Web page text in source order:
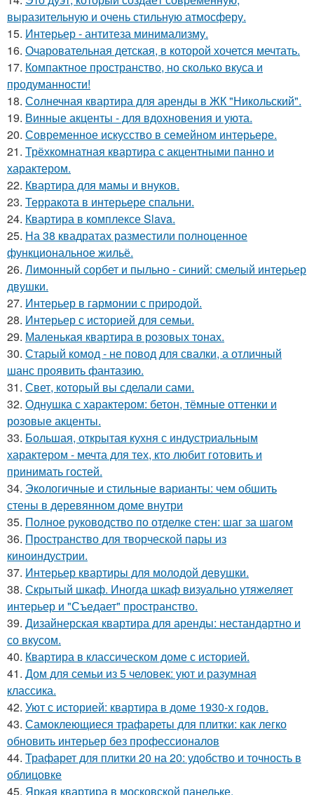
выразительную и очень стильную атмосферу.
15. Интерьер - антитеза минимализму.
16. Очаровательная детская, в которой хочется мечтать.
17. Компактное пространство, но сколько вкуса и
продуманности!
18. Солнечная квартира для аренды в ЖК "Никольский".
19. Винные акценты - для вдохновения и уюта.
20. Современное искусство в семейном интерьере.
21. Трёхкомнатная квартира с акцентными панно и
характером.
22. Квартира для мамы и внуков.
23. Терракота в интерьере спальни.
24. Квартира в комплексе Slava.
25. На 38 квадратах разместили полноценное
функциональное жильё.
26. Лимонный сорбет и пыльно - синий: смелый интерьер
двушки.
27. Интерьер в гармонии с природой.
28. Интерьер с историей для семьи.
29. Маленькая квартира в розовых тонах.
30. Старый комод - не повод для свалки, а отличный
шанс проявить фантазию.
31. Свет, который вы сделали сами.
32. Однушка с характером: бетон, тёмные оттенки и
розовые акценты.
33. Большая, открытая кухня с индустриальным
характером - мечта для тех, кто любит готовить и
принимать гостей.
34. Экологичные и стильные варианты: чем обшить
стены в деревянном доме внутри
35. Полное руководство по отделке стен: шаг за шагом
36. Пространство для творческой пары из
киноиндустрии.
37. Интерьер квартиры для молодой девушки.
38. Скрытый шкаф. Иногда шкаф визуально утяжеляет
интерьер и "Съедает" пространство.
39. Дизайнерская квартира для аренды: нестандартно и
со вкусом.
40. Квартира в классическом доме с историей.
41. Дом для семьи из 5 человек: уют и разумная
классика.
42. Уют с историей: квартира в доме 1930-х годов.
43. Самоклеющиеся трафареты для плитки: как легко
обновить интерьер без профессионалов
44. Трафарет для плитки 20 на 20: удобство и точность в
облицовке
45. Яркая квартира в московской панельке.